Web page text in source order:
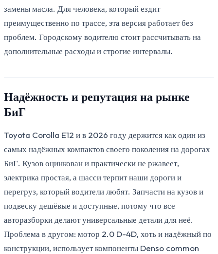
замены масла. Для человека, который ездит
преимущественно по трассе, эта версия работает без
проблем. Городскому водителю стоит рассчитывать на
дополнительные расходы и строгие интервалы.
Надёжность и репутация на рынке
БиГ
Toyota Corolla E12 и в 2026 году держится как один из
самых надёжных компактов своего поколения на дорогах
БиГ. Кузов оцинкован и практически не ржавеет,
электрика простая, а шасси терпит наши дороги и
перегруз, который водители любят. Запчасти на кузов и
подвеску дешёвые и доступные, потому что все
авторазборки делают универсальные детали для неё.
Проблема в другом: мотор 2.0 D-4D, хоть и надёжный по
конструкции, использует компоненты Denso common